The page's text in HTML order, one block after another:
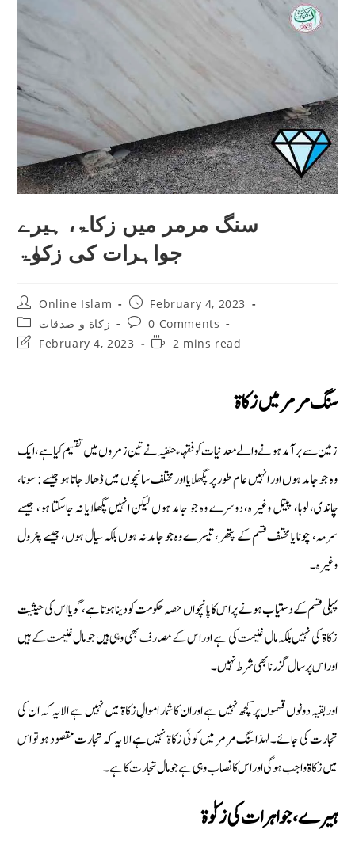
سنگ مرمر میں زکاۃ، ہیرے
جواہرات کی زکوٰۃ
Post
author:
Online Islam
Post
published:
February 4, 2023
Post
category:
زکاة و صدقات
Post
comments:
0 Comments
PostFebruary 4, 2023
Reading2 mins read
سنگ مرمر میں زکاۃ
زمین سے برآمد ہونے والے معدنیات کو فقہاء حنفیہ نے تین زمروں میں تقسیم کیا ہے، ایک
وہ جو جامد ہوں اور انہیں عام طور پر پگھلایا اور مختلف سانچوں میں ڈھالا جاتا ہو جیسے: سونا،
چاندی، لوہا، پیتل وغیر ہ، دوسرے وہ جو جامد ہوں لیکن انہیں پگھلا یا نہ جاسکتا ہو، جیسے
سرمہ، چونا یا مختلف قسم کے پتھر، تیسرے وہ جو جامد نہ ہوں بلکہ سیال ہوں، جیسے پٹرول
وغیر ہ۔
پہلی قسم کے دستیاب ہونے پر اس کا پانچواں حصہ حکومت کو دینا ہوتا ہے، گویا اس کی حیثیت
زکاۃ کی نہیں بلکہ مال غنیمت کی ہے اور اس کے مصارف بھی وہی ہیں جو مال غنیمت کے ہیں
اور اس پر سال گزرنا بھی شرط نہیں۔
اور بقیہ دونوں قسموں پر کچھ نہیں ہے اور ان کا شمار اموالِ زکاۃ میں نہیں ہے الا یہ کہ ان کی
تجارت کی جائے۔ لہذا سنگ مرمر میں کوئی زکاۃ نہیں ہے الا یہ کہ تجارت مقصود ہو تو اس
میں زکاۃ واجب ہوگی اور اس کا نصاب وہی ہے جو مال تجارت کا ہے ۔
ہیرے، جواہرات کی زکوٰۃ